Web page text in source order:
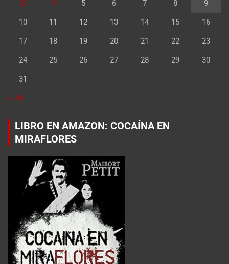
3 4 5 6 7 8 9
10 11 12 13 14 15 16
17 18 19 20 21 22 23
24 25 26 27 28 29 30
31
« Jul
LIBRO EN AMAZON: COCAÍNA EN
MIRAFLORES